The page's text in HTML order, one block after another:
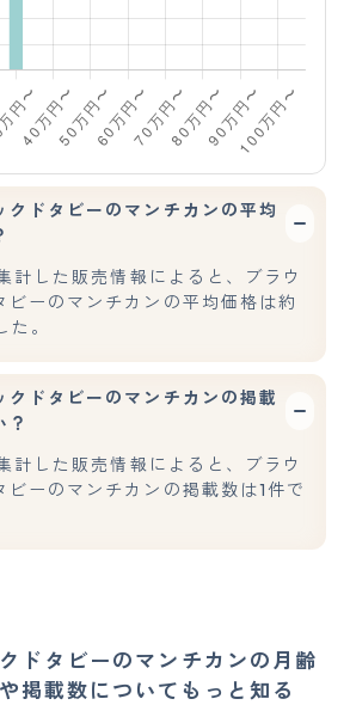
クドタビーのマンチカンの平均
計した販売情報によると、ブラウ
ビーのマンチカンの平均価格は約
。
クドタビーのマンチカンの掲載
？
計した販売情報によると、ブラウ
ビーのマンチカンの掲載数は1件で
ドタビーのマンチカンの月齢
掲載数についてもっと知る